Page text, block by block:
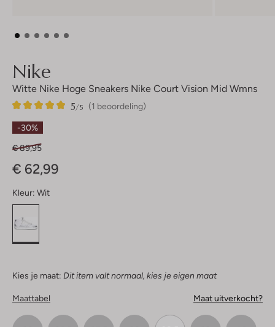
Nike
Witte Nike Hoge Sneakers Nike Court Vision Mid Wmns
(1 beoordeling)
5/5
1
5
Sterren
-30%
€ 89,95
€ 62,99
Kleur: Wit
Kies je maat: Dit item valt normaal, kies je eigen maat
Maattabel Maat uitverkocht?